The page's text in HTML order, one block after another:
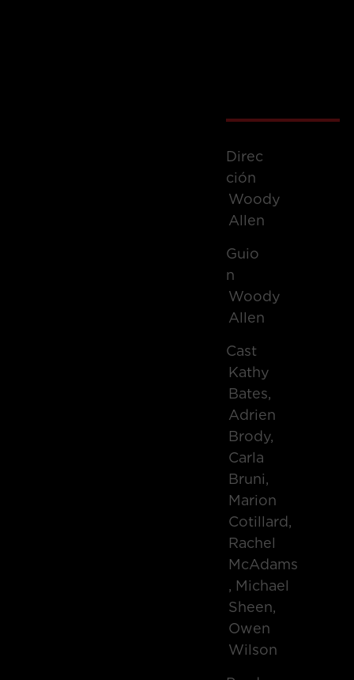
Direc
Ción
Woody
Allen
Guio
N
Woody
Allen
Cast
Kathy
Bates,
Adrien
Brody,
Carla
Bruni,
Marion
Cotillard,
Rachel
McAdams
, Michael
Sheen,
Owen
Wilson